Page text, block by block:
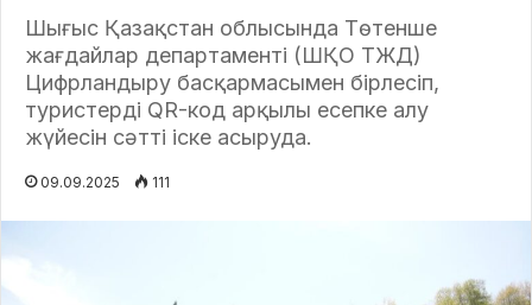
Шығыс Қазақстан облысында Төтенше
жағдайлар департаменті (ШҚО ТЖД)
Цифрландыру басқармасымен бірлесіп,
туристерді QR-код арқылы есепке алу
жүйесін сәтті іске асыруда.
09.09.2025 111